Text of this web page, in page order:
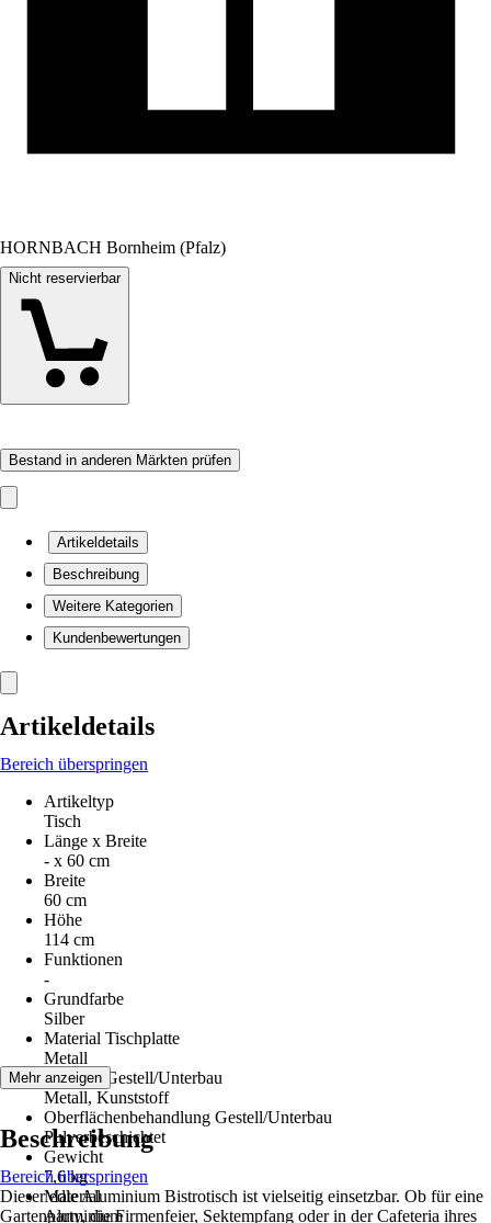
HORNBACH Bornheim (Pfalz)
Nicht reservierbar
Bestand in anderen Märkten prüfen
Artikeldetails
Beschreibung
Weitere Kategorien
Kundenbewertungen
Artikeldetails
Bereich überspringen
Artikeltyp
Tisch
Länge x Breite
- x 60 cm
Breite
60 cm
Höhe
114 cm
Funktionen
-
Grundfarbe
Silber
Material Tischplatte
Metall
Material Gestell/Unterbau
Metall, Kunststoff
Oberflächenbehandlung Gestell/Unterbau
Pulverbeschichtet
Gewicht
7,6 kg
Material
Aluminium
Mehr anzeigen
Beschreibung
Bereich überspringen
Dieser edle Aluminium Bistrotisch ist vielseitig einsetzbar. Ob für eine
Gartenparty, die Firmenfeier, Sektempfang oder in der Cafeteria ihres